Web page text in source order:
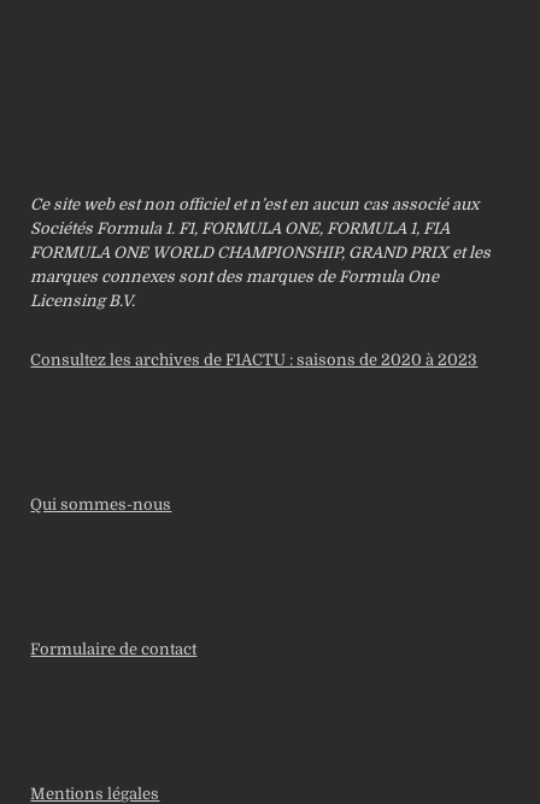
Ce site web est non officiel et n’est en aucun cas associé aux
Sociétés Formula 1. F1, FORMULA ONE, FORMULA 1, FIA
FORMULA ONE WORLD CHAMPIONSHIP, GRAND PRIX et les
marques connexes sont des marques de Formula One
Licensing B.V.
Consultez les archives de F1ACTU : saisons de 2020 à 2023
Qui sommes-nous
Formulaire de contact
Mentions légales